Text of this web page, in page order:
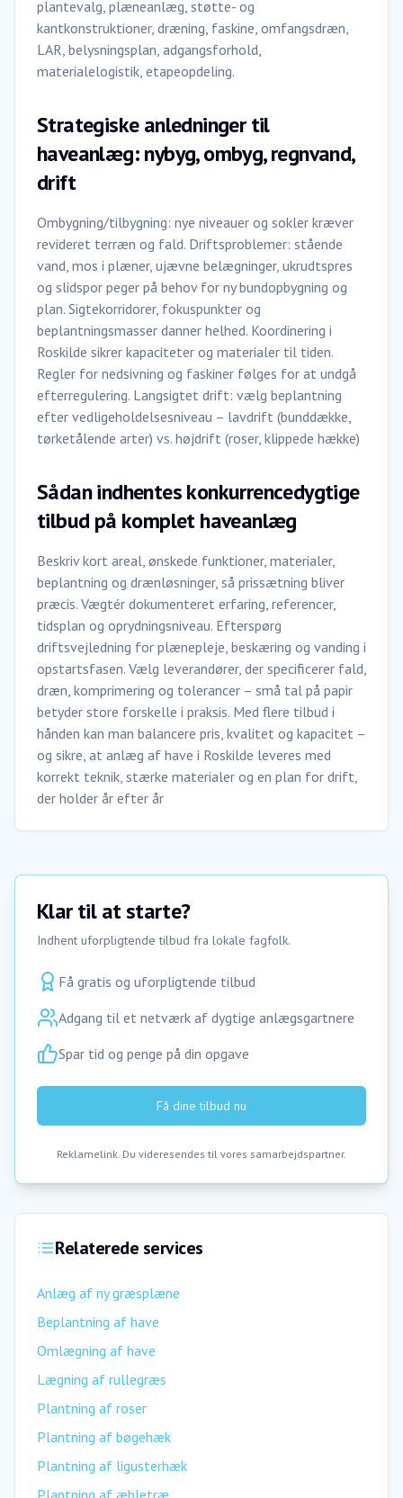
plantevalg, plæneanlæg, støtte- og
kantkonstruktioner, dræning, faskine, omfangsdræn,
LAR, belysningsplan, adgangsforhold,
materialelogistik, etapeopdeling.
Strategiske anledninger til
haveanlæg: nybyg, ombyg, regnvand,
drift
Ombygning/tilbygning: nye niveauer og sokler kræver
revideret terræn og fald. Driftsproblemer: stående
vand, mos i plæner, ujævne belægninger, ukrudtspres
og slidspor peger på behov for ny bundopbygning og
plan. Sigtekorridorer, fokuspunkter og
beplantningsmasser danner helhed. Koordinering i
Roskilde sikrer kapaciteter og materialer til tiden.
Regler for nedsivning og faskiner følges for at undgå
efterregulering. Langsigtet drift: vælg beplantning
efter vedligeholdelsesniveau – lavdrift (bunddække,
tørketålende arter) vs. højdrift (roser, klippede hække)
Sådan indhentes konkurrencedygtige
tilbud på komplet haveanlæg
Beskriv kort areal, ønskede funktioner, materialer,
beplantning og drænløsninger, så prissætning bliver
præcis. Vægtér dokumenteret erfaring, referencer,
tidsplan og oprydningsniveau. Efterspørg
driftsvejledning for plænepleje, beskæring og vanding i
opstartsfasen. Vælg leverandører, der specificerer fald,
dræn, komprimering og tolerancer – små tal på papir
betyder store forskelle i praksis. Med flere tilbud i
hånden kan man balancere pris, kvalitet og kapacitet –
og sikre, at anlæg af have i Roskilde leveres med
korrekt teknik, stærke materialer og en plan for drift,
der holder år efter år
Klar til at starte?
Indhent uforpligtende tilbud fra lokale fagfolk.
Få gratis og uforpligtende tilbud
Adgang til et netværk af dygtige anlægsgartnere
Spar tid og penge på din opgave
Få dine tilbud nu
Reklamelink. Du videresendes til vores samarbejdspartner.
Relaterede services
Anlæg af ny græsplæne
Beplantning af have
Omlægning af have
Lægning af rullegræs
Plantning af roser
Plantning af bøgehæk
Plantning af ligusterhæk
Plantning af æbletræ